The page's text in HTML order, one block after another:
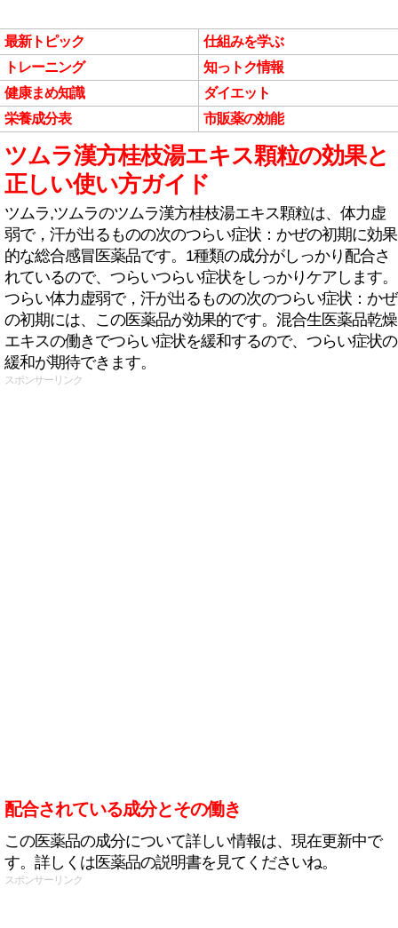
最新トピック
仕組みを学ぶ
トレーニング
知っトク情報
健康まめ知識
ダイエット
栄養成分表
市販薬の効能
ツムラ漢方桂枝湯エキス顆粒の効果と
正しい使い方ガイド
ツムラ,ツムラのツムラ漢方桂枝湯エキス顆粒は、体力虚
弱で，汗が出るものの次のつらい症状：かぜの初期に効果
的な総合感冒医薬品です。1種類の成分がしっかり配合さ
れているので、つらいつらい症状をしっかりケアします。
つらい体力虚弱で，汗が出るものの次のつらい症状：かぜ
の初期には、この医薬品が効果的です。混合生医薬品乾燥
エキスの働きでつらい症状を緩和するので、つらい症状の
緩和が期待できます。
スポンサーリンク
配合されている成分とその働き
この医薬品の成分について詳しい情報は、現在更新中で
す。詳しくは医薬品の説明書を見てくださいね。
スポンサーリンク